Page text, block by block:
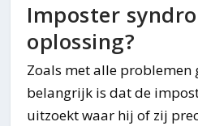
Imposter
oplossing?
Zoals met alle problemen
belangrijk is dat de
uitzoekt waar hij of zij